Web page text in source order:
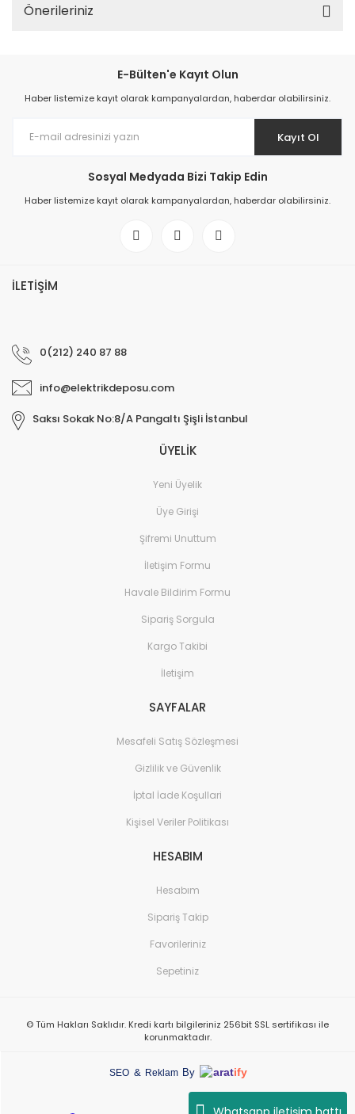
Önerileriniz
E-Bülten'e Kayıt Olun
Haber listemize kayıt olarak kampanyalardan, haberdar olabilirsiniz.
Kayıt Ol
Sosyal Medyada Bizi Takip Edin
Haber listemize kayıt olarak kampanyalardan, haberdar olabilirsiniz.
İLETİŞİM
0(212) 240 87 88
info@elektrikdeposu.com
Saksı Sokak No:8/A Pangaltı Şişli İstanbul
ÜYELİK
Yeni Üyelik
Üye Girişi
Şifremi Unuttum
İletişim Formu
Havale Bildirim Formu
Sipariş Sorgula
Kargo Takibi
İletişim
SAYFALAR
Mesafeli Satış Sözleşmesi
Gizlilik ve Güvenlik
İptal İade Koşullari
Kişisel Veriler Politikası
HESABIM
Hesabım
Sipariş Takip
Favorileriniz
Sepetiniz
© Tüm Hakları Saklıdır. Kredi kartı bilgileriniz 256bit SSL sertifikası ile
korunmaktadır.
SEO & Reklam By aratify